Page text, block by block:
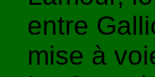
entre
mise à